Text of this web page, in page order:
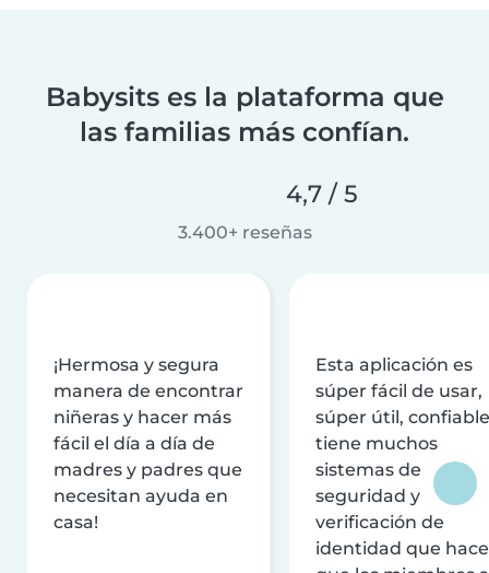
Babysits es la plataforma que
las familias más confían.
4,7 / 5
3.400+ reseñas
¡Hermosa y segura
manera de encontrar
niñeras y hacer más
fácil el día a día de
madres y padres que
necesitan ayuda en
casa!
Esta aplicación es
súper fácil de usar,
súper útil,
tiene muchos
sistemas de
seguridad y
verificación de
identidad que